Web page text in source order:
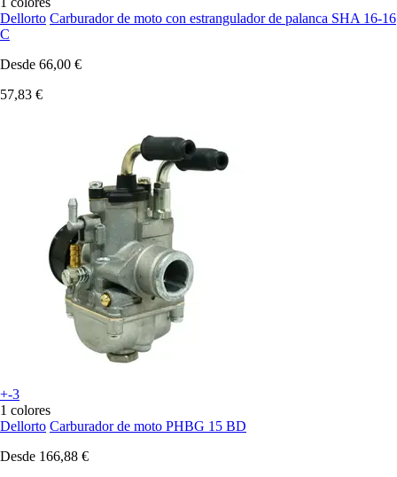
Dellorto Carburador de moto con estrangulador de palanca SHA 16-16
C
Desde 66,00 €
57,83 €
+-3
1 colores
Dellorto Carburador de moto PHBG 15 BD
Desde 166,88 €